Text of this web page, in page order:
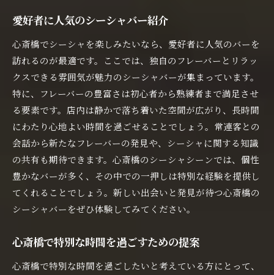
愛好者に人気のシーシャバー紹介
心斎橋でシーシャを楽しみたいなら、愛好者に人気のバーを
訪れるのが最適です。ここでは、独自のフレーバーとリラッ
クスできる雰囲気が魅力のシーシャバーが集まっています。
特に、フレーバーの豊富さは初心者から熟練者まで満足させ
る要素です。店内は静かで落ち着いた空間が広がり、長時間
にわたり心地よい時間を過ごせることでしょう。常連客との
会話から新たなフレーバーの発見や、シーシャに関する知識
の共有も期待できます。心斎橋のシーシャシーンでは、個性
豊かなバーが多く、その中での一押しは特別な経験を提供し
てくれることでしょう。新しい出会いと発見が待つ心斎橋の
シーシャバーをぜひ体験してみてください。
心斎橋で特別な時間を過ごすための提案
心斎橋で特別な時間を過ごしたいと考えている方にとって、